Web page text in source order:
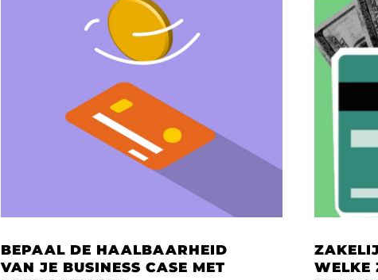
BEPAAL DE HAALBAARHEID
VAN JE BUSINESS CASE MET
WELKE